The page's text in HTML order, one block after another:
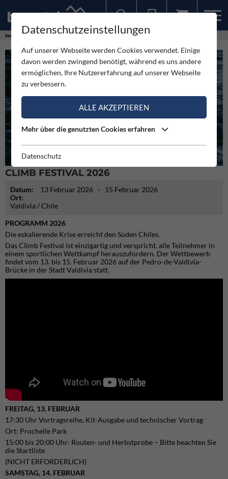
Service
CLIMB FESTIVAL 2026
Datum: 13 Februar 2026 - 15 Februar 2026
Ort:
Valdivia / Chile
PROGRAMM 2026
Die eskalierende Krise erreicht den Süden Chiles.
Das Climb Festival ist einzigartig und verspricht, alle Teilnehmer in
einem sportlichen Wettkampf herauszufordern. Der Wettbewerb
findet vom 13. bis 15. Februar 2026 auf der Pedro-de-Valdivia-
Brücke in der Stadt Valdivia statt.
FREITAG, 13. FEBRUAR
17:30 Uhr Vortragsreihe, Kit-Ausgabe und technischer Vortrag
Ort: Prochelle Park
15:00 bis 20:00 Uhr: Routen- und Herbstprobe – Bitte beachten Sie
die Startliste
(NICHT ERFORDERLICH)
SAMSTAG, 14. FEBRUAR
Datenschutzeinstellungen
Auf unserer Webseite werden Cookies verwendet. Einige
davon werden zwingend benötigt, während es uns andere
ermöglichen, Ihre Nutzererfahrung auf unserer Webseite
zu verbessern.
ALLE AKZEPTIEREN
Mehr über die genutzten Cookies erfahren
Datenschutz